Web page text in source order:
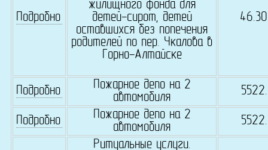
Подробно
жилищного фонда для
детей-сирот, детей
оставшихся без попечения
родителей по пер. Чкалова в
Горно-Алтайске
Подробно
Пожарное депо на 2
автомобиля
Подробно
Пожарное депо на 2
автомобиля
Ритуальные услуги.